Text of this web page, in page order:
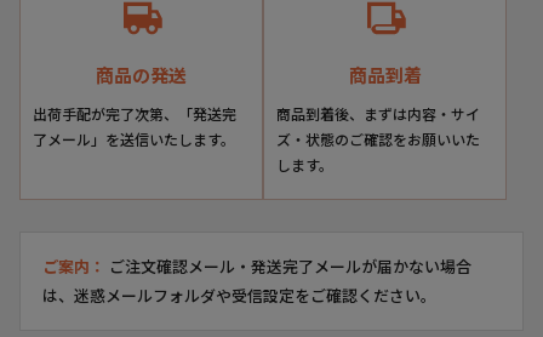
商品の発送
出荷手配が完了次第、「発送完
了メール」を送信いたします。
商品到着
商品到着後、まずは内容・サイ
ズ・状態のご確認をお願いいた
します。
ご案内： ご注文確認メール・発送完了メールが届かない場合
は、迷惑メールフォルダや受信設定をご確認ください。